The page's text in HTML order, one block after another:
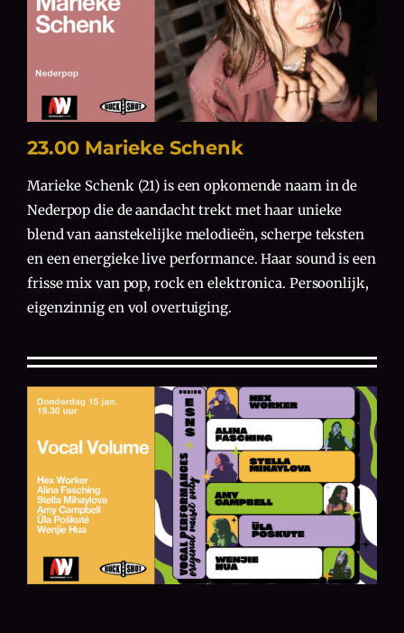
23.00 Marieke Schenk
Marieke Schenk (21) is een opkomende naam in de
Nederpop die de aandacht trekt met haar unieke
blend van aanstekelijke melodieën, scherpe teksten
en een energieke live performance. Haar sound is een
frisse mix van pop, rock en elektronica. Persoonlijk,
eigenzinnig en vol overtuiging.